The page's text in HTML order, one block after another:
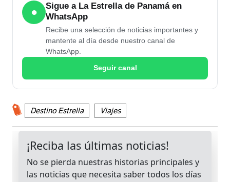
●
Sigue a La Estrella de Panamá en
WhatsApp
Recibe una selección de noticias importantes y
mantente al día desde nuestro canal de
WhatsApp.
Seguir canal
Destino Estrella Viajes